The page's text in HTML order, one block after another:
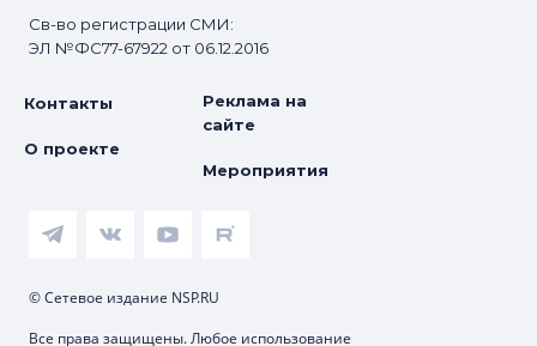
Св-во регистрации СМИ:
ЭЛ №ФС77-67922 от 06.12.2016
Контакты
О проекте
Реклама на
сайте
Мероприятия
© Сетевое издание NSP.RU
Все права защищены. Любое использование